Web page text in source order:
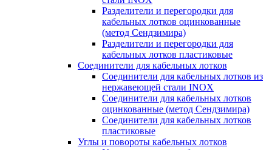
Разделители и перегородки для
кабельных лотков оцинкованные
(метод Сендзимира)
Разделители и перегородки для
кабельных лотков пластиковые
Соединители для кабельных лотков
Соединители для кабельных лотков из
нержавеющей стали INOX
Соединители для кабельных лотков
оцинкованные (метод Сендзимира)
Соединители для кабельных лотков
пластиковые
Углы и повороты кабельных лотков